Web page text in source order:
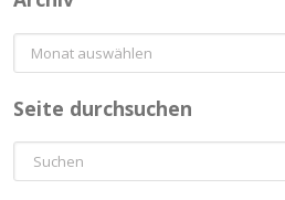
Archiv
Seite durchsuchen